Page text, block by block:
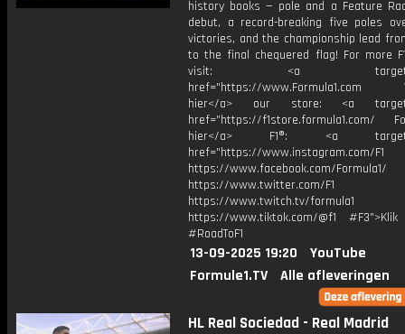
history books — pole and a Feature
debut, a record-breaking five poles
victories, and the championship lead
to the final chequered flag! For more
visit: <a
href="https://www.Formula1.com
hier</a> our store: <a
href="https://f1store.formula1.com/
hier</a> F1®: <a
href="https://www.instagram.com/F1
https://www.facebook.com/Formula1/
https://www.twitter.com/F1
https://www.twitch.tv/formula1
https://www.tiktok.com/@f1
#RoadToF1
13-09-2025 19:20
YouTube
Formule1.TV
Alle afleveringen
HL Real Sociedad - Real Madrid